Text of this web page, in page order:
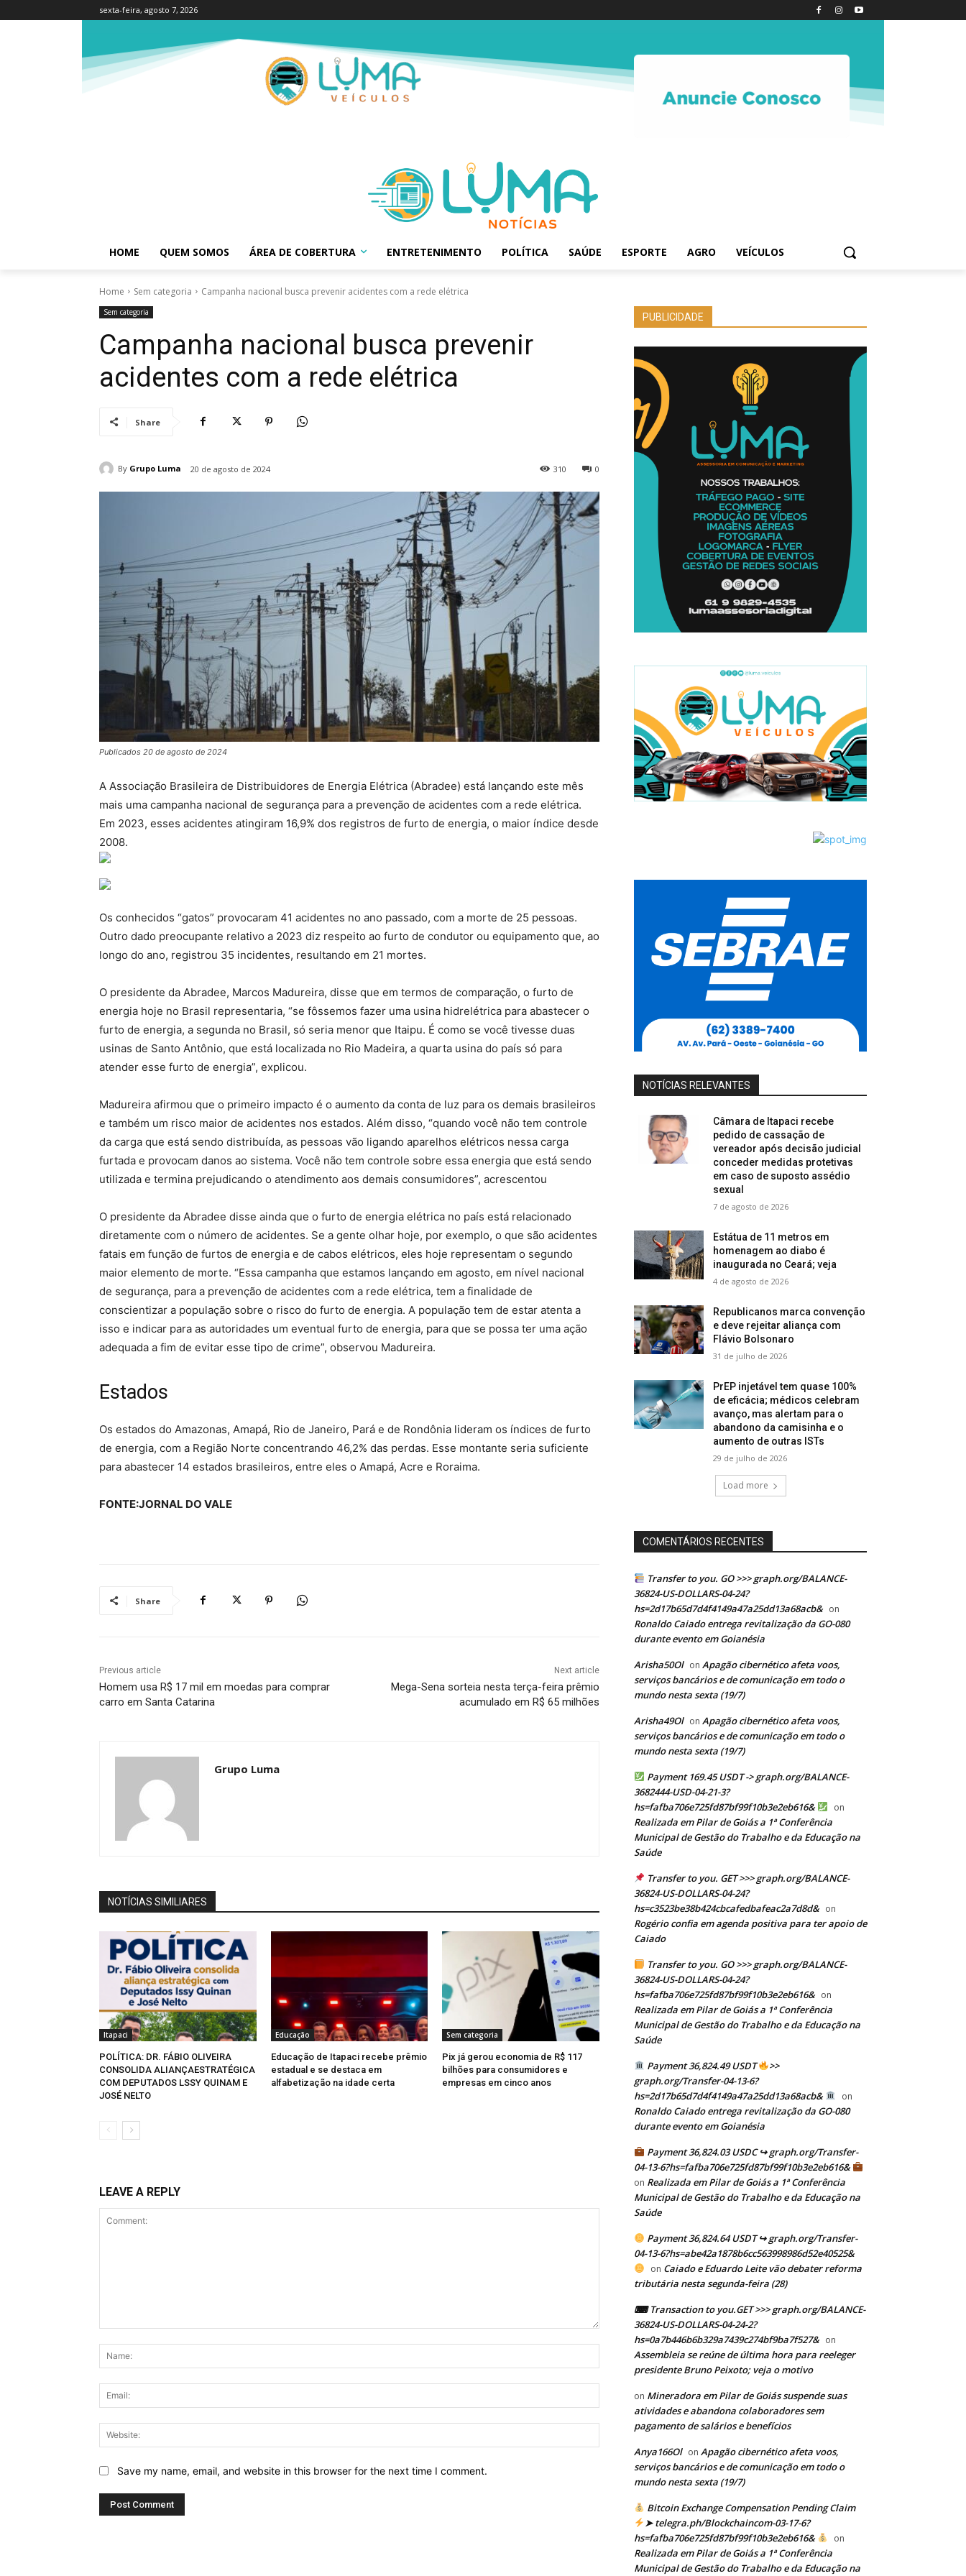
sexta-feira, agosto 7, 2026
HOME QUEM SOMOS ÁREA DE COBERTURA ENTRETENIMENTO POLÍTICA SAÚDE ESPORTE AGRO VEÍCULOS
Home Sem categoria Campanha nacional busca prevenir acidentes com a rede elétrica
Sem categoria
Campanha nacional busca prevenir
acidentes com a rede elétrica
Share
By Grupo Luma 20 de agosto de 2024 0
310
Publicados 20 de agosto de 2024
A Associação Brasileira de Distribuidores de Energia Elétrica (Abradee) está lançando este mês
mais uma campanha nacional de segurança para a prevenção de acidentes com a rede elétrica.
Em 2023, esses acidentes atingiram 16,9% dos registros de furto de energia, o maior índice desde
2008.
Os conhecidos “gatos” provocaram 41 acidentes no ano passado, com a morte de 25 pessoas.
Outro dado preocupante relativo a 2023 diz respeito ao furto de condutor ou equipamento que, ao
longo do ano, registrou 35 incidentes, resultando em 21 mortes.
O presidente da Abradee, Marcos Madureira, disse que em termos de comparação, o furto de
energia hoje no Brasil representaria, “se fôssemos fazer uma usina hidrelétrica para abastecer o
furto de energia, a segunda no Brasil, só seria menor que Itaipu. É como se você tivesse duas
usinas de Santo Antônio, que está localizada no Rio Madeira, a quarta usina do país só para
atender esse furto de energia”, explicou.
Madureira afirmou que o primeiro impacto é o aumento da conta de luz para os demais brasileiros
e também um risco maior de acidentes nos estados. Além disso, “quando você não tem controle
da carga que está sendo distribuída, as pessoas vão ligando aparelhos elétricos nessa carga
furtada e provocam danos ao sistema. Você não tem controle sobre essa energia que está sendo
utilizada e termina prejudicando o atendimento aos demais consumidores”, acrescentou
O presidente da Abradee disse ainda que o furto de energia elétrica no país está relacionado
diretamente com o número de acidentes. Se a gente olhar hoje, por exemplo, o que são acidentes
fatais em função de furtos de energia e de cabos elétricos, eles hoje representam o segundo
maior elemento de morte. “Essa campanha que estamos lançando em agosto, em nível nacional
de segurança, para a prevenção de acidentes com a rede elétrica, tem a finalidade de
conscientizar a população sobre o risco do furto de energia. A população tem de estar atenta a
isso e indicar para as autoridades um eventual furto de energia, para que se possa ter uma ação
adequada a fim de evitar esse tipo de crime”, observou Madureira.
Estados
Os estados do Amazonas, Amapá, Rio de Janeiro, Pará e de Rondônia lideram os índices de furto
de energia, com a Região Norte concentrando 46,2% das perdas. Esse montante seria suficiente
para abastecer 14 estados brasileiros, entre eles o Amapá, Acre e Roraima.
FONTE:JORNAL DO VALE
Share
Previous article
Homem usa R$ 17 mil em moedas para comprar
carro em Santa Catarina
Next article
Mega-Sena sorteia nesta terça-feira prêmio
acumulado em R$ 65 milhões
Grupo Luma
NOTÍCIAS SIMILIARES
Itapaci
POLÍTICA: DR. FÁBIO OLIVEIRA
CONSOLIDA ALIANÇAESTRATÉGICA
COM DEPUTADOS LSSY QUINAM E
JOSÉ NELTO
Educação
Educação de Itapaci recebe prêmio
estadual e se destaca em
alfabetização na idade certa
Sem categoria
Pix já gerou economia de R$ 117
bilhões para consumidores e
empresas em cinco anos
LEAVE A REPLY
Website:
Save my name, email, and website in this browser for the next time I comment.
PUBLICIDADE
NOTÍCIAS RELEVANTES
Câmara de Itapaci recebe
pedido de cassação de
vereador após decisão judicial
conceder medidas protetivas
em caso de suposto assédio
sexual
7 de agosto de 2026
Estátua de 11 metros em
homenagem ao diabo é
inaugurada no Ceará; veja
4 de agosto de 2026
Republicanos marca convenção
e deve rejeitar aliança com
Flávio Bolsonaro
31 de julho de 2026
PrEP injetável tem quase 100%
de eficácia; médicos celebram
avanço, mas alertam para o
abandono da camisinha e o
aumento de outras ISTs
29 de julho de 2026
Load more
COMENTÁRIOS RECENTES
Transfer to you. GO >>> graph.org/BALANCE-
36824-US-DOLLARS-04-24?
hs=2d17b65d7d4f4149a47a25dd13a68acb& on
Ronaldo Caiado entrega revitalização da GO-080
durante evento em Goianésia
Arisha50Ol on Apagão cibernético afeta voos,
serviços bancários e de comunicação em todo o
mundo nesta sexta (19/7)
Arisha49Ol on Apagão cibernético afeta voos,
serviços bancários e de comunicação em todo o
mundo nesta sexta (19/7)
Payment 169.45 USDT -> graph.org/BALANCE-
3682444-USD-04-21-3?
hs=fafba706e725fd87bf99f10b3e2eb616&
on
Realizada em Pilar de Goiás a 1ª Conferência
Municipal de Gestão do Trabalho e da Educação na
Saúde
Transfer to you. GET >>> graph.org/BALANCE-
36824-US-DOLLARS-04-24?
hs=c3523be38b424cbcafedbafeac2a7d8d& on
Rogério confia em agenda positiva para ter apoio de
Caiado
Transfer to you. GO >>> graph.org/BALANCE-
36824-US-DOLLARS-04-24?
hs=fafba706e725fd87bf99f10b3e2eb616& on
Realizada em Pilar de Goiás a 1ª Conferência
Municipal de Gestão do Trabalho e da Educação na
Saúde
Payment 36,824.49 USDT
>>
graph.org/Transfer-04-13-6?
hs=2d17b65d7d4f4149a47a25dd13a68acb&
on
Ronaldo Caiado entrega revitalização da GO-080
durante evento em Goianésia
Payment 36,824.03 USDC ↪ graph.org/Transfer-
04-13-6?hs=fafba706e725fd87bf99f10b3e2eb616&
on Realizada em Pilar de Goiás a 1ª Conferência
Municipal de Gestão do Trabalho e da Educação na
Saúde
Payment 36,824.64 USDT ↪ graph.org/Transfer-
04-13-6?hs=abe42a1878b6cc563998986d52e40525&
on Caiado e Eduardo Leite vão debater reforma
tributária nesta segunda-feira (28)
⌨ Transaction to you.GET >>> graph.org/BALANCE-
36824-US-DOLLARS-04-24-2?
hs=0a7b446b6b329a7439c274bf9ba7f527& on
Assembleia se reúne de última hora para reeleger
presidente Bruno Peixoto; veja o motivo
on Mineradora em Pilar de Goiás suspende suas
atividades e abandona colaboradores sem
pagamento de salários e benefícios
Anya166Ol on Apagão cibernético afeta voos,
serviços bancários e de comunicação em todo o
mundo nesta sexta (19/7)
Bitcoin Exchange Compensation Pending Claim
➤ telegra.ph/Blockchaincom-03-17-6?
hs=fafba706e725fd87bf99f10b3e2eb616&
on
Realizada em Pilar de Goiás a 1ª Conferência
Municipal de Gestão do Trabalho e da Educação na